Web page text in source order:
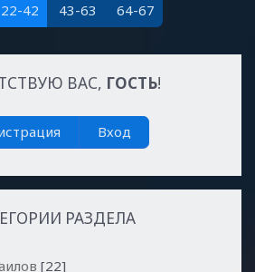
22-42 43-63 64-67
ВАС, ГОСТЬ!
Вход
РАЗДЕЛА
[22]